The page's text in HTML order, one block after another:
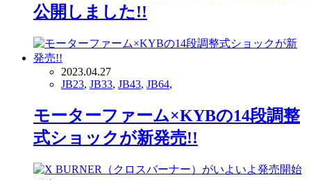
公開しました!!
2023.04.27
JB23, JB33, JB43, JB64,
モーターファーム×KYBの14段調整
式ショックが新発売!!